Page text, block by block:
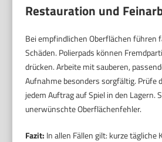
Restauration und
Bei empfindlichen Oberflächen führen
Schäden. Polierpads können
drücken. Arbeite mit sauberen,
Aufnahme besonders sorgfältig. Prüfe
jedem Auftrag auf Spiel in den Lagern.
unerwünschte Oberflächenfehler.
Fazit: In allen Fällen gilt: kurze tägliche